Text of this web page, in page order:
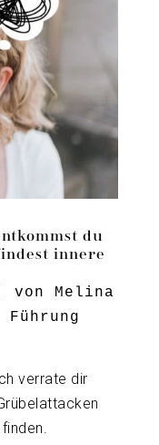
du
innere
| von Melina
verrate dir